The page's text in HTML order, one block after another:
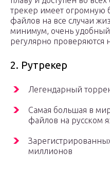
трекер имеет огромную
файлов на все случаи
минимум, очень
регулярно проверяются
2. Рутрекер
Легендарный
Самая большая в
файлов на русском
миллионов